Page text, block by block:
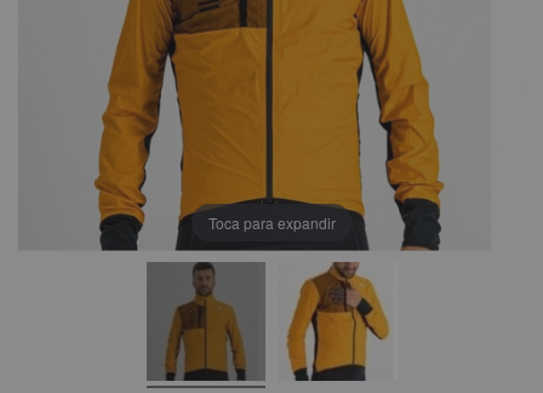
Toca para expandir